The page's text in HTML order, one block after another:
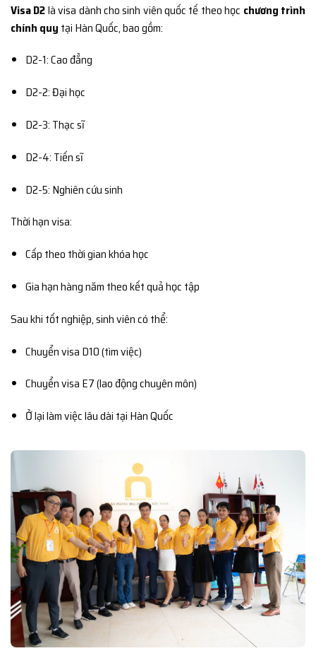
Visa D2là visa dành cho sinh viên quốc tế theo học chương trình
chính quy tại Hàn Quốc, bao gồm:
D2-1: Cao đẳng
D2-2: Đại học
D2-3: Thạc sĩ
D2-4: Tiến sĩ
D2-5: Nghiên cứu sinh
Thời hạn visa:
Cấp theo thời gian khóa học
Gia hạn hàng năm theo kết quả học tập
Sau khi tốt nghiệp, sinh viên có thể:
Chuyển visa D10 (tìm việc)
Chuyển visa E7 (lao động chuyên môn)
Ở lại làm việc lâu dài tại Hàn Quốc